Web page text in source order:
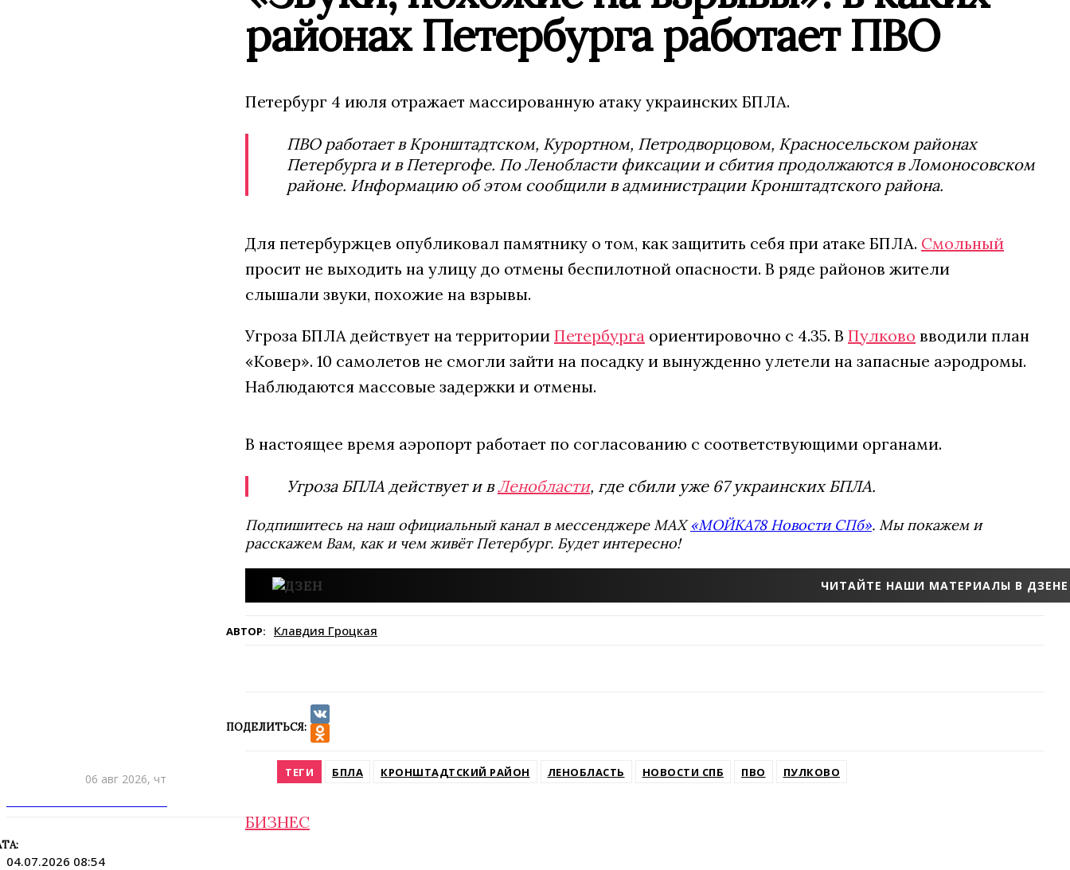
06 авг 2026, чт
04.07.2026 08:54
районах Петербурга работает ПВО
Петербург 4 июля отражает массированную атаку украинских БПЛА.
ПВО работает в Кронштадтском, Курортном, Петродворцовом, Красносельском районах
Петербурга и в Петергофе. По Ленобласти фиксации и сбития продолжаются в Ломоносовском
районе. Информацию об этом сообщили в администрации Кронштадтского района.
Для петербуржцев опубликовал памятнику о том, как защитить себя при атаке БПЛА. Смольный
просит не выходить на улицу до отмены беспилотной опасности. В ряде районов жители
слышали звуки, похожие на взрывы.
Угроза БПЛА действует на территории Петербурга ориентировочно с 4.35. В Пулково вводили план
«Ковер». 10 самолетов не смогли зайти на посадку и вынужденно улетели на запасные аэродромы.
Наблюдаются массовые задержки и отмены.
В настоящее время аэропорт работает по согласованию с соответствующими органами.
Угроза БПЛА действует и вЛенобласти, где сбили уже 67 украинских БПЛА.
Подпишитесь на наш официальный канал в мессенджере MAX«МОЙКА78 Новости СПб». Мы покажем и
расскажем Вам, как и чем живёт Петербург. Будет интересно!
ЧИТАЙТЕ НАШИ МАТЕРИАЛЫ В ДЗЕНЕ
АВТОР: Клавдия Гроцкая
ПОДЕЛИТЬСЯ:
VK
ТЕГИ БПЛА КРОНШТАДТСКИЙ РАЙОН ЛЕНОБЛАСТЬ НОВОСТИ СПБ ПВО ПУЛКОВО
БИЗНЕС